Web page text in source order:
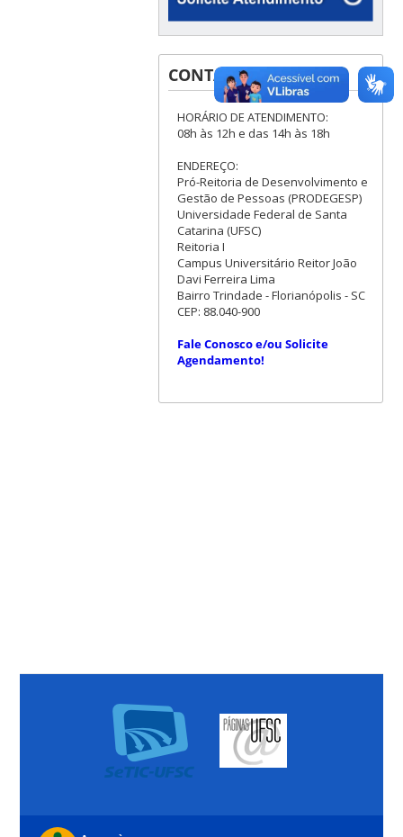
CONTATOS
HORÁRIO DE ATENDIMENTO:
08h às 12h e das 14h às 18h
ENDEREÇO:
Pró-Reitoria de Desenvolvimento e
Gestão de Pessoas (PRODEGESP)
Universidade Federal de Santa
Catarina (UFSC)
Reitoria I
Campus Universitário Reitor João
Davi Ferreira Lima
Bairro Trindade - Florianópolis - SC
CEP: 88.040-900
Fale Conosco e/ou Solicite
Agendamento!